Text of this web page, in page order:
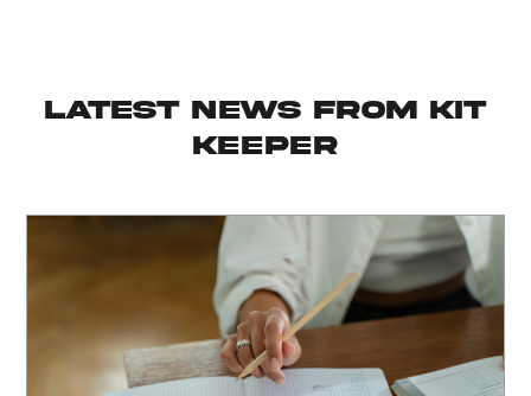
latest news from KIT
KEEPER